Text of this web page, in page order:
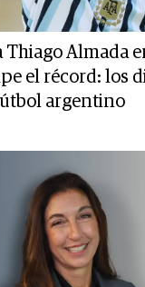
Almada
el récord: los
argentino